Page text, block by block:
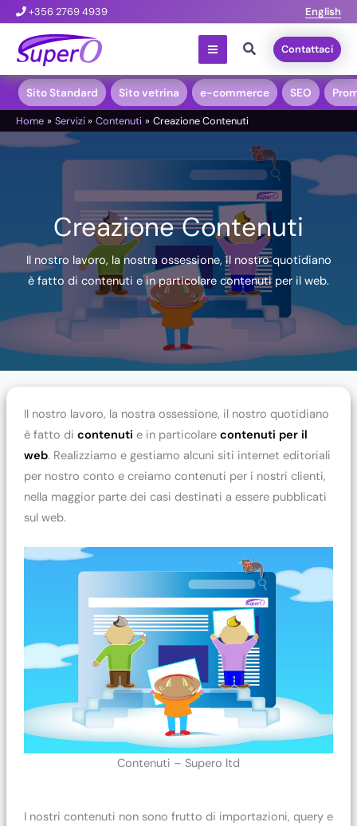
contenuto
+356 2769 4939 English
CercaContattaci
Sito Standard Sito vetrina e-commerce SEO
Home Servizi Contenuti Creazione Contenuti
Creazione Contenuti
Il nostro lavoro, la nostra ossessione, il nostro quotidiano
è fatto di contenuti e in particolare contenuti per il web.
Il nostro lavoro, la nostra ossessione, il nostro quotidiano
è fatto di contenuti e in particolare contenuti per il
web. Realizziamo e gestiamo alcuni siti internet editoriali
per nostro conto e creiamo contenuti per i nostri clienti,
nella maggior parte dei casi destinati a essere pubblicati
sul web.
Contenuti – Supero ltd
I nostri contenuti non sono frutto di importazioni, query e